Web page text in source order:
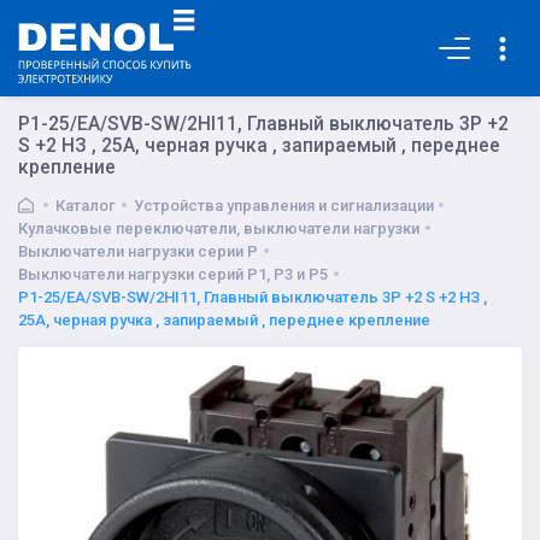
P1-25/EA/SVB-SW/2HI11, Главный выключатель 3P +2
S +2 НЗ , 25А, черная ручка , запираемый , переднее
крепление
Каталог
Устройства управления и сигнализации
Кулачковые переключатели, выключатели нагрузки
Выключатели нагрузки серии P
Выключатели нагрузки серий P1, P3 и P5
P1-25/EA/SVB-SW/2HI11, Главный выключатель 3P +2 S +2 НЗ ,
25А, черная ручка , запираемый , переднее крепление